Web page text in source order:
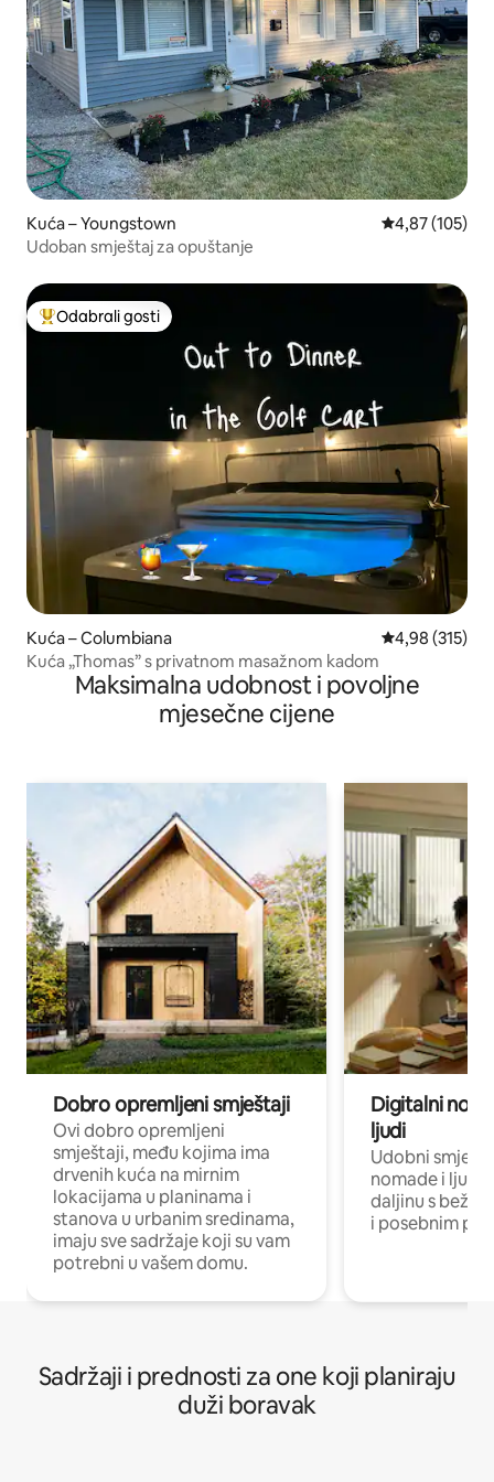
Kuća – Youngstown Prosječna
4,87 (105)
Udoban smještaj za opuštanje
Među najviše rangiranima s oznakom „Odabrali gosti”
Odabrali gosti
Kuća – Columbiana Prosječna
4,98 (315)
Kuća „Thomas” s privatnom masažnom kadom
Maksimalna udobnost i povoljne
mjesečne cijene
Dobro opremljeni smještaji
Ovi dobro opremljeni
smještaji, među kojima ima
drvenih kuća na mirnim
lokacijama u planinama i
stanova u urbanim sredinama,
imaju sve sadržaje koji su vam
potrebni u vašem domu.
Digitalni
ljudi
Udobni
nomade i ljude
daljinu s
i posebnim
Sadržaji i prednosti za one koji planiraju
duži boravak